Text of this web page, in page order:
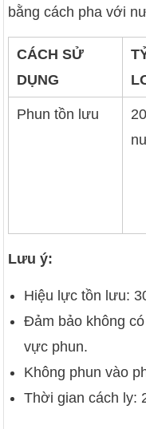
bằng cách pha với
CÁCH SỬ
DỤNG
Phun tồn lưu
Lưu ý:
Hiệu lực tồn lưu:
Đảm bảo không
vực phun.
Không phun vào
Thời gian cách ly: